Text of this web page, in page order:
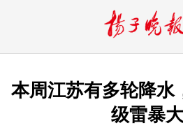
本周江苏有多轮降水
级雷暴